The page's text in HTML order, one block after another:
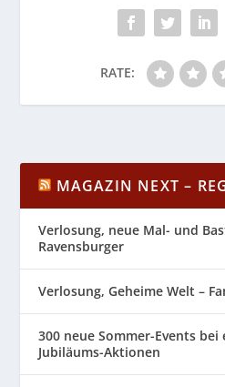
RATE:
MAGAZIN NEXT –
Verlosung, neue Mal- und
Ravensburger
Verlosung, Geheime Welt –
300 neue Sommer-Events
Jubiläums-Aktionen